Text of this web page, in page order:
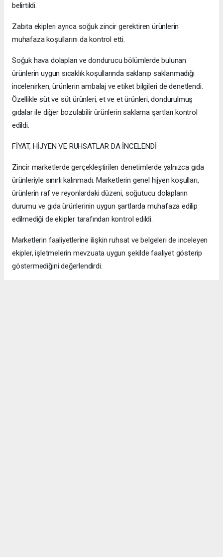
belirtildi.
Zabıta ekipleri ayrıca soğuk zincir gerektiren ürünlerin
muhafaza koşullarını da kontrol etti.
Soğuk hava dolapları ve dondurucu bölümlerde bulunan
ürünlerin uygun sıcaklık koşullarında saklanıp saklanmadığı
incelenirken, ürünlerin ambalaj ve etiket bilgileri de denetlendi.
Özellikle süt ve süt ürünleri, et ve et ürünleri, dondurulmuş
gıdalar ile diğer bozulabilir ürünlerin saklama şartları kontrol
edildi.
FİYAT, HİJYEN VE RUHSATLAR DA İNCELENDİ
Zincir marketlerde gerçekleştirilen denetimlerde yalnızca gıda
ürünleriyle sınırlı kalınmadı. Marketlerin genel hijyen koşulları,
ürünlerin raf ve reyonlardaki düzeni, soğutucu dolapların
durumu ve gıda ürünlerinin uygun şartlarda muhafaza edilip
edilmediği de ekipler tarafından kontrol edildi.
Marketlerin faaliyetlerine ilişkin ruhsat ve belgeleri de inceleyen
ekipler, işletmelerin mevzuata uygun şekilde faaliyet gösterip
göstermediğini değerlendirdi.